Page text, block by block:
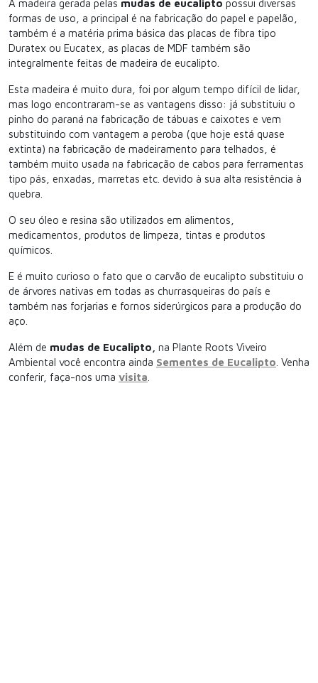
A madeira gerada pelas mudas de eucalipto possui diversas
formas de uso, a principal é na fabricação do papel e papelão,
também é a matéria prima básica das placas de fibra tipo
Duratex ou Eucatex, as placas de MDF também são
integralmente feitas de madeira de eucalipto.
Esta madeira é muito dura, foi por algum tempo difícil de lidar,
mas logo encontraram-se as vantagens disso: já substituiu o
pinho do paraná na fabricação de tábuas e caixotes e vem
substituindo com vantagem a peroba (que hoje está quase
extinta) na fabricação de madeiramento para telhados, é
também muito usada na fabricação de cabos para ferramentas
tipo pás, enxadas, marretas etc. devido à sua alta resistência à
quebra.
O seu óleo e resina são utilizados em alimentos,
medicamentos, produtos de limpeza, tintas e produtos
químicos.
E é muito curioso o fato que o carvão de eucalipto substituiu o
de árvores nativas em todas as churrasqueiras do país e
também nas forjarias e fornos siderúrgicos para a produção do
aço.
Além de mudas de Eucalipto, na Plante Roots Viveiro
Ambiental você encontra ainda Sementes de Eucalipto . Venha
conferir, faça-nos uma visita